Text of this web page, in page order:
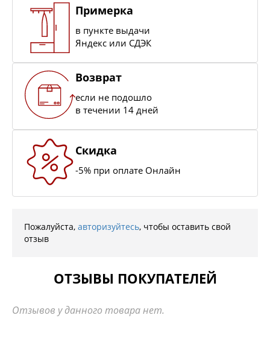
Примерка
в пункте выдачи
Яндекс или СДЭК
Возврат
если не подошло
в течении 14 дней
Скидка
-5% при оплате Онлайн
Пожалуйста, авторизуйтесь, чтобы оставить свой
отзыв
ОТЗЫВЫ ПОКУПАТЕЛЕЙ
Отзывов у данного товара нет.